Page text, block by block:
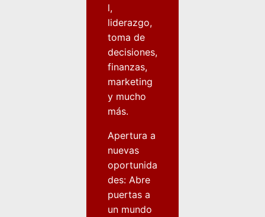
l,
liderazgo,
toma de
decisiones,
finanzas,
marketing
y mucho
más.
Apertura a
nuevas
oportunida
des: Abre
puertas a
un mundo